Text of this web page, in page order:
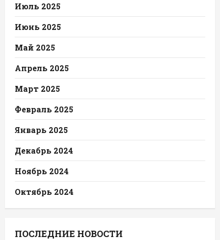
Июль 2025
Июнь 2025
Май 2025
Апрель 2025
Март 2025
Февраль 2025
Январь 2025
Декабрь 2024
Ноябрь 2024
Октябрь 2024
ПОСЛЕДНИЕ НОВОСТИ